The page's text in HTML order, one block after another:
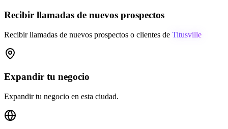
Recibir llamadas de nuevos prospectos
Recibir llamadas de nuevos prospectos o clientes de Titusville
Expandir tu negocio
Expandir tu negocio en esta ciudad.